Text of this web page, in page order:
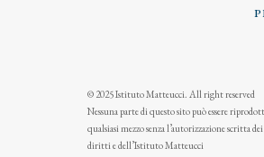
© 2025 Istituto Matteucci. All right reserved
Nessuna parte di questo sito può essere
qualsiasi mezzo senza l’autorizzazione scritta
diritti e dell’Istituto Matteucci